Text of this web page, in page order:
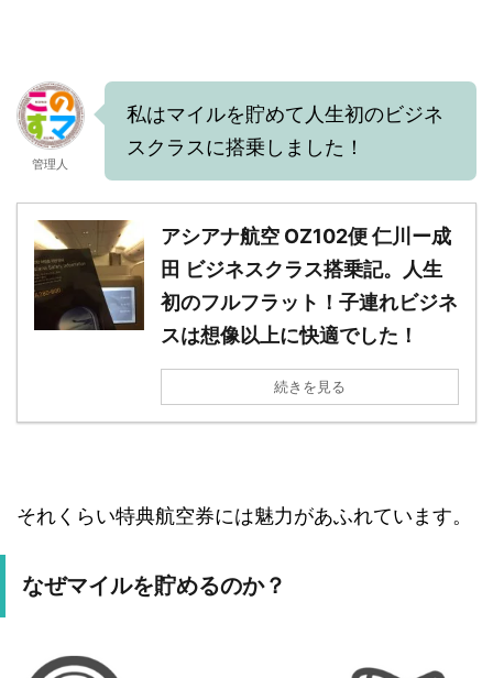
管理人
私はマイルを貯めて人生初のビジネ
スクラスに搭乗しました！
アシアナ航空 OZ102便 仁川ー成
田 ビジネスクラス搭乗記。人生
初のフルフラット！子連れビジネ
スは想像以上に快適でした！
続きを見る
それくらい特典航空券には魅力があふれています。
なぜマイルを貯めるのか？